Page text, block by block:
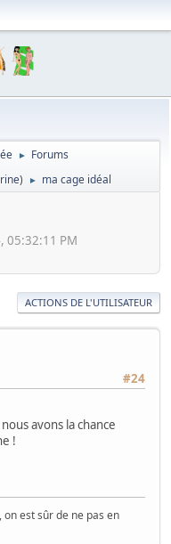
► Forums
) ► ma cage idéal
05:32:11 PM
ACTIONS DE L'UTILISATEUR
#24
avons la chance
!
est sûr de ne pas en